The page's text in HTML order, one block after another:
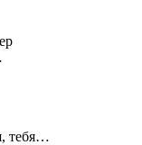
тебя…